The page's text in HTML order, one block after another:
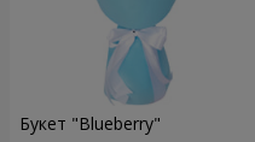
Букет "Blueberry"